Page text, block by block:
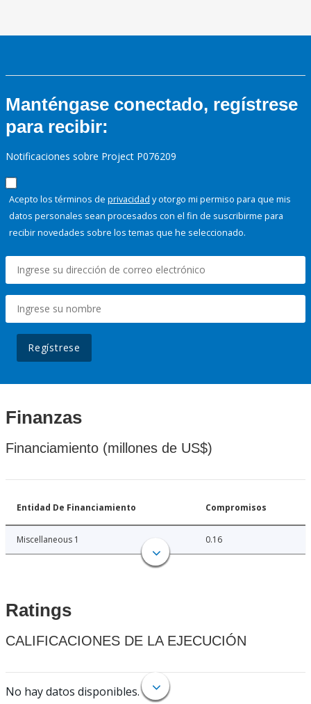
Manténgase conectado, regístrese
para recibir:
Notificaciones sobre Project P076209
Acepto los términos de privacidad y otorgo mi permiso para que mis
datos personales sean procesados con el fin de suscribirme para
recibir novedades sobre los temas que he seleccionado.
Regístrese
Finanzas
Financiamiento (millones de US$)
Entidad De Financiamiento Compromisos
Miscellaneous 1 0.16
Ratings
CALIFICACIONES DE LA EJECUCIÓN
No hay datos disponibles.